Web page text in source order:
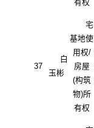
有权
37
白
玉彬
宅
基地使
用权/
房屋
(构筑
物)所
有权